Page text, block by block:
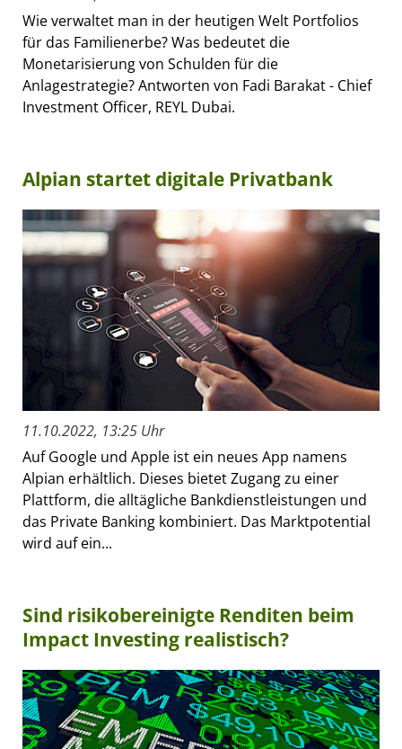
Wie verwaltet man in der heutigen Welt Portfolios
für das Familienerbe? Was bedeutet die
Monetarisierung von Schulden für die
Anlagestrategie? Antworten von Fadi Barakat - Chief
Investment Officer, REYL Dubai.
Alpian startet digitale Privatbank
11.10.2022, 13:25 Uhr
Auf Google und Apple ist ein neues App namens
Alpian erhältlich. Dieses bietet Zugang zu einer
Plattform, die alltägliche Bankdienstleistungen und
das Private Banking kombiniert. Das Marktpotential
wird auf ein...
Sind risikobereinigte Renditen beim
Impact Investing realistisch?